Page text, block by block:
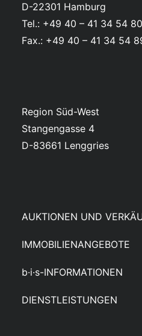
D-22301 Hamburg
Tel.: +49 40 – 41 34 54 80
Fax.: +49 40 – 41 34 54
Region Süd-West
Stangengasse 4
D-83661 Lenggries
AUKTIONEN UND
IMMOBILIENANGEBOTE
b·i·s-INFORMATIONEN
DIENSTLEISTUNGEN